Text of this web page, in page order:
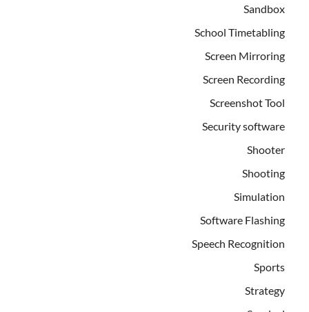
Sandbox
School Timetabling
Screen Mirroring
Screen Recording
Screenshot Tool
Security software
Shooter
Shooting
Simulation
Software Flashing
Speech Recognition
Sports
Strategy